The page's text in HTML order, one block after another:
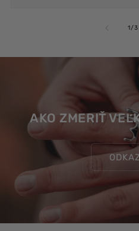
1/z3
AKO ZMERIŤ